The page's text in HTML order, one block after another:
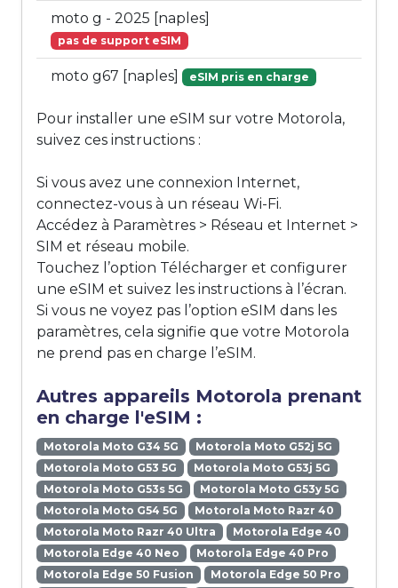
moto g - 2025 [naples]
pas de support eSIM
moto g67 [naples] eSIM pris en charge
Pour installer une eSIM sur votre Motorola,
suivez ces instructions :
Si vous avez une connexion Internet,
connectez-vous à un réseau Wi-Fi.
Accédez à Paramètres > Réseau et Internet >
SIM et réseau mobile.
Touchez l’option Télécharger et configurer
une eSIM et suivez les instructions à l’écran.
Si vous ne voyez pas l’option eSIM dans les
paramètres, cela signifie que votre Motorola
ne prend pas en charge l’eSIM.
Autres appareils Motorola prenant
en charge l'eSIM :
Motorola Moto G34 5G
Motorola Moto G52j 5G
Motorola Moto G53 5G
Motorola Moto G53j 5G
Motorola Moto G53s 5G
Motorola Moto G53y 5G
Motorola Moto G54 5G
Motorola Moto Razr 40
Motorola Moto Razr 40 Ultra
Motorola Edge 40
Motorola Edge 40 Neo
Motorola Edge 40 Pro
Motorola Edge 50 Fusion
Motorola Edge 50 Pro